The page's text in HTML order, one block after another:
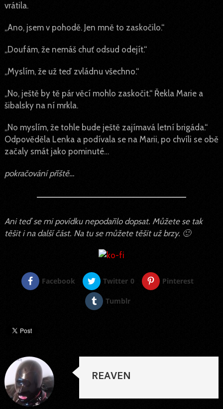
vrátila.
„Ano, jsem v pohodě. Jen mně to zaskočilo.“
„Doufám, že nemáš chuť odsud odejít.“
„Myslím, že už teď zvládnu všechno.“
„No, ještě by tě pár věcí mohlo zaskočit.“ Řekla Marie a
šibalsky na ní mrkla.
„No myslím, že tohle bude ještě zajímavá letní brigáda.“
Odpověděla Lenka a podívala se na Marii, po chvíli se obě
začaly smát jako pominuté…
pokračování příště…
Ani teď se mi povídku nepodařilo dopsat. Můžete se tak
těšit i na další část. Na tu se můžete těšit už brzy. 🙂
Facebook Twitter 0 Pinterest
Tumblr
REAVEN